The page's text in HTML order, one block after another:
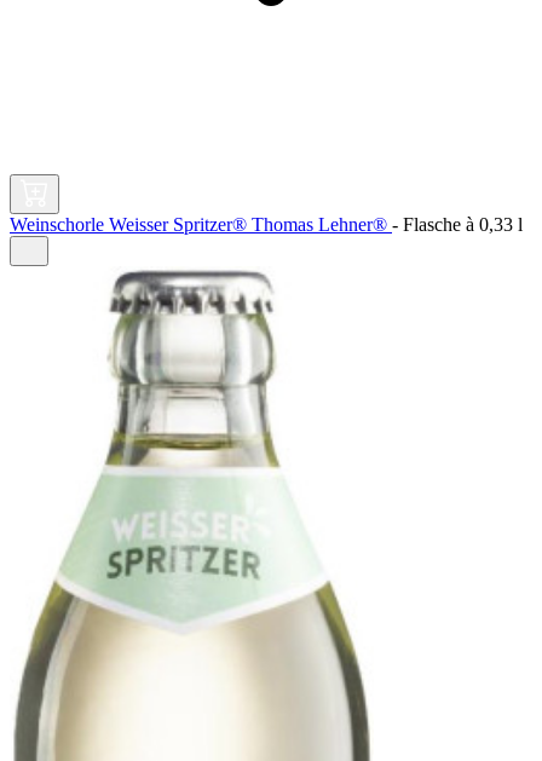
Weinschorle Weisser Spritzer® Thomas Lehner® - Flasche à 0,33 l